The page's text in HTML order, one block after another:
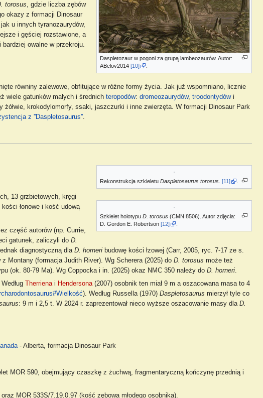
Daspletozaur w pogoni za grupą lambeozaurów. Autor:
ABelov2014 [10]
torosus, gdzie liczba zębów
okazy z formacji Dinosaur
u innych tyranozaurydów,
i gęściej rozstawione, a
owalne w przekroju.
równiny zalewowe, obfitujące w różne formy życia. Jak już wspomniano, licznie
wiele gatunków małych i średnich teropodów: dromeozaurydów, troodontydówi
żółwie, krokodylomorfy, ssaki, jaszczurki i inne zwierzęta. W formacji Dinosaur Park
z ''Daspletosaurus''.
Rekonstrukcja szkieletuDaspletosaurus torosus. [11] .
Szkielet holotypuD. torosus (CMN 8506). Autor zdjęcia:
D. Gordon E. Robertson[12]
13 grzbietowych, kręgi
łonowe i kość udową
część autorów (np. Currie,
gatunek, zaliczyli do D.
diagnostyczną dla D. horneribudowę kości łzowej (Carr, 2005, ryc. 7-17 ze s.
z Montany (formacja Judith River). Wg Scherera (2025) do D. torosus może też
(ok. 80-79 Ma). Wg Coppocka i in. (2025) okaz NMC 350 należy do D. horneri.
Therrienai Hendersona(2007) osobnik ten miał 9 m a oszacowana masa to 4
). Według Russella (1970) Daspletosaurus mierzył tyle co
: 9 m i 2,5 t. W 2024 r. zaprezentował nieco wyższe oszacowanie masy dla D.
- Alberta, formacja Dinosaur Park
MOR 590, obejmujący czaszkę z żuchwą, fragmentaryczną kończynę przednią i
MOR 533S/7.19.0.97 (kość zębowa młodego osobnika).